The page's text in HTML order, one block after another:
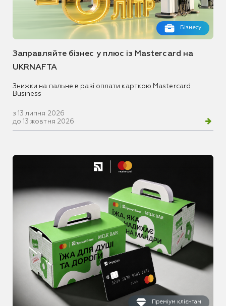
Бізнесу
Заправляйте бізнес у плюс із Mastercard на
UKRNAFTA
Знижки на пальне в разі оплати карткою Mastercard
Business
з 13 липня 2026
до 13 жовтня 2026
Преміум клієнтам